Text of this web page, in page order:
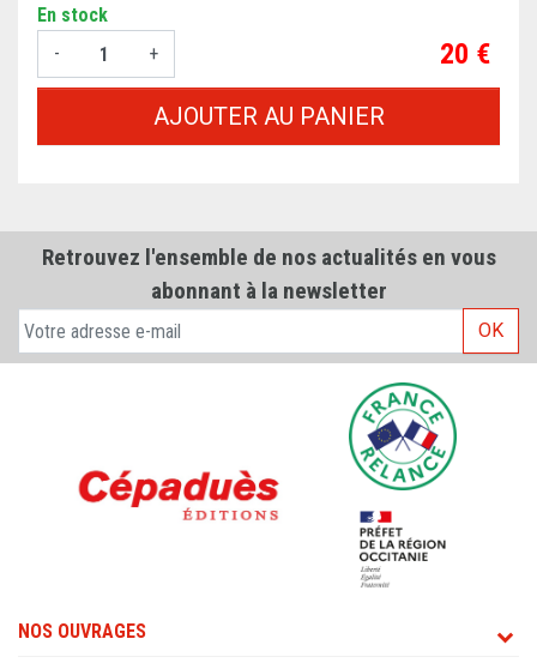
En stock
-
+ Prix
20 €
AJOUTER AU PANIER
Retrouvez l'ensemble de nos actualités en vous
abonnant à la newsletter
OK
NOS OUVRAGES